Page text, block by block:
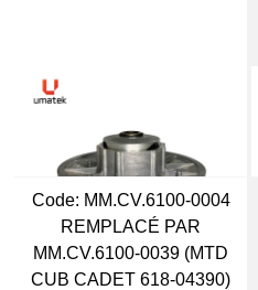
Code: MM.CV.6100-0004
REMPLACÉ PAR
MM.CV.6100-0039 (MTD
CUB CADET 618-04390)